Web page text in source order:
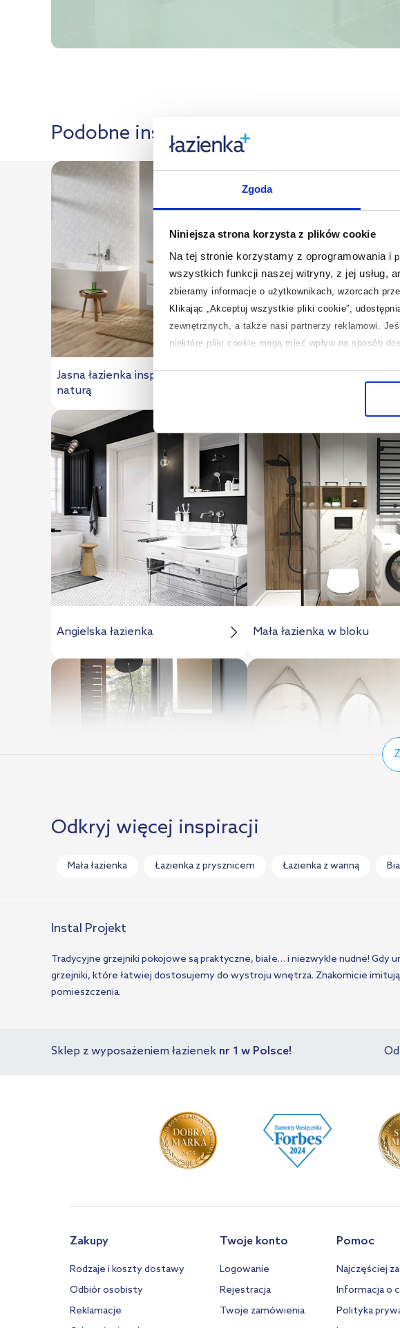
Zgoda
Niniejsza strona korzysta z plików cookie
Na tej stronie korzystamy z oprogramowania i
wszystkich funkcji naszej witryny, z jej usług,
zbieramy informacje o użytkownikach, wzorcach
Klikając „Akceptuj wszystkie pliki cookie”,
zewnętrznych, a także nasi partnerzy reklamowi.
niektóre pliki cookie mogą mieć wpływ na sposób
na temat plików cookie i tego, dlaczego ich
Podobne inspiracje:
Jasna łazienka inspirowana
naturą
Duży salon kąpielowy w
Angielska łazienka Mała łazienka w bloku
Komfortowa łazienka z dużym
Skandynawski klimat w
Odkryj więcej inspiracji
Mała łazienka Łazienka z prysznicem Łazienka z wanną
Instal Projekt
Tradycyjne grzejniki pokojowe są praktyczne, białe… i niezwykle nudne! Gdy
grzejniki, które łatwiej dostosujemy do wystroju wnętrza. Znakomicie
pomieszczenia.
Sklep z wyposażeniem łazienek nr 1 w Polsce!
Zakupy
Rodzaje i koszty dostawy
Odbiór osobisty
Reklamacje
Twoje konto
Logowanie
Rejestracja
Twoje zamówienia
Pomoc
Najczęściej
Informacja o
Polityka